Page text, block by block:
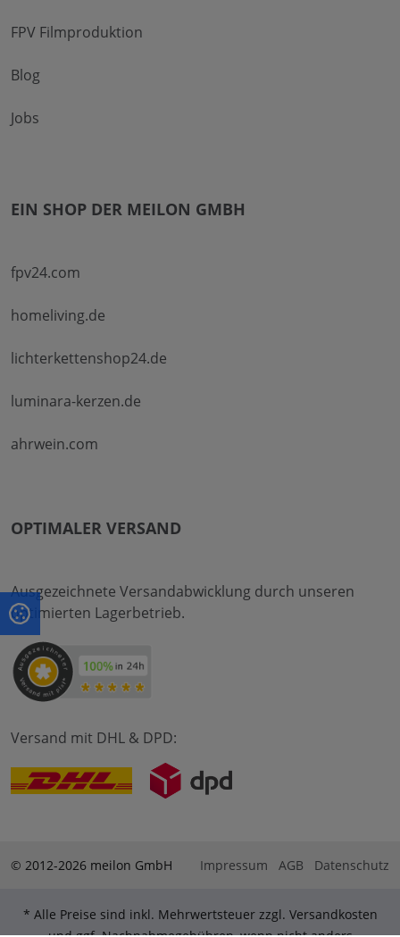
FPV Filmproduktion
Blog
Jobs
EIN SHOP DER MEILON GMBH
fpv24.com
homeliving.de
lichterkettenshop24.de
luminara-kerzen.de
ahrwein.com
OPTIMALER VERSAND
Ausgezeichnete Versandabwicklung durch unseren
optimierten Lagerbetrieb.
Versand mit DHL & DPD:
© 2012-2026 meilon GmbH Impressum AGB Datenschutz
* Alle Preise sind inkl. Mehrwertsteuer zzgl. Versandkosten